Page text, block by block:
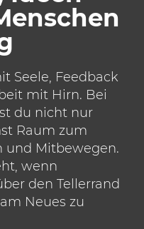
Seele, Feedback
mit Hirn. Bei
du nicht nur
Raum zum
und Mitbewegen.
wenn
den Tellerrand
Neues zu